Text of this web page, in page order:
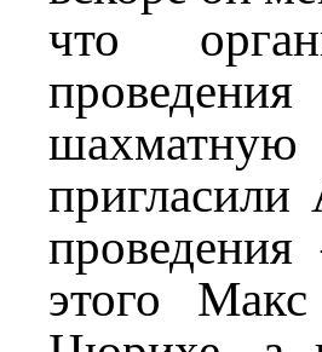
что
пригласили
этого